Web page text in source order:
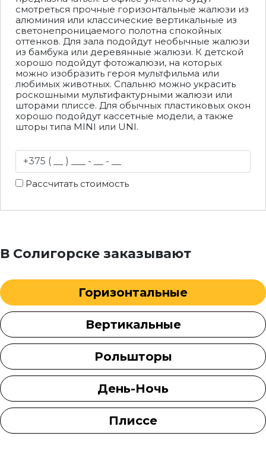
смотреться прочные горизонтальные жалюзи из
алюминия или классические вертикальные из
светонепроницаемого полотна спокойных
оттенков. Для зала подойдут необычные жалюзи
из бамбука или деревянные жалюзи. К детской
хорошо подойдут фотожалюзи, на которых
можно изобразить героя мультфильма или
любимых животных. Спальню можно украсить
роскошными мультифактурными жалюзи или
шторами плиссе. Для обычных пластиковых окон
хорошо подойдут кассетные модели, а также
шторы типа MINI или UNI.
Рассчитать стоимость
В Солигорске заказывают
Горизонтальные
Вертикальные
Рольшторы
День-Ночь
Плиссе